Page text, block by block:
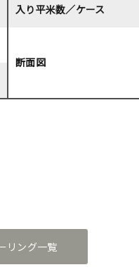
入り平米数／ケース
断面図
リング一覧